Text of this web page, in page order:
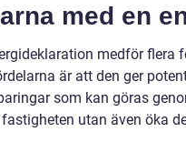
med en
medför flera
är att den ger
som kan göras
utan även öka